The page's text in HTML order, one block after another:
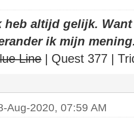
heb altijd gelijk.
ik mijn
Line| Quest 377 |
Aug-2020, 07:59 AM